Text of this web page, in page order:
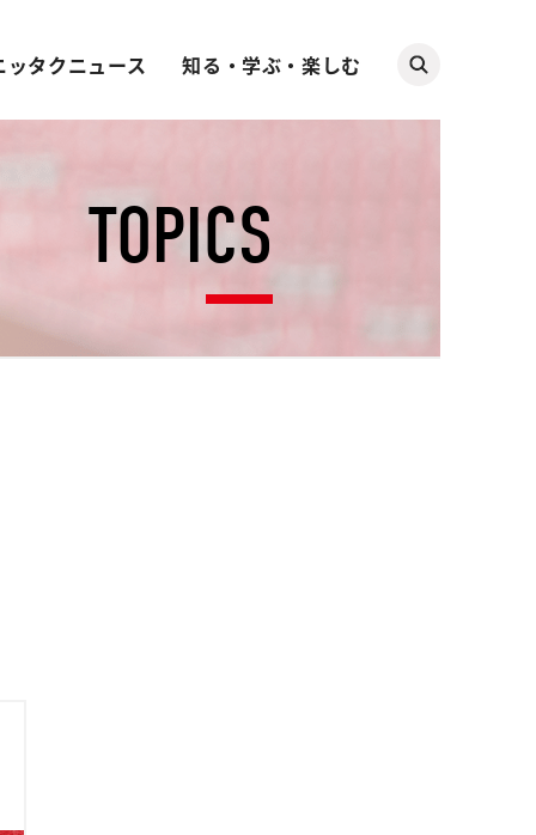
ッタクニュース 知る・学ぶ・楽しむ
TOPICS